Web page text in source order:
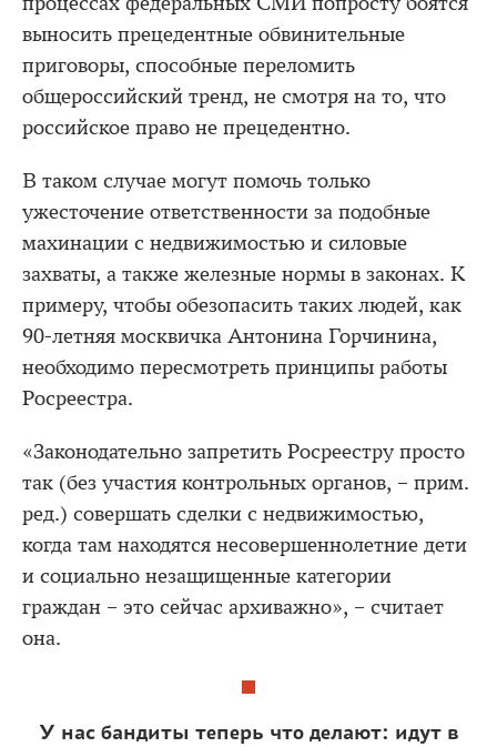
выносить прецедентные обвинительные
приговоры, способные переломить
общероссийский тренд, не смотря на то, что
российское право не прецедентно.
В таком случае могут помочь только
ужесточение ответственности за подобные
махинации с недвижимостью и силовые
захваты, а также железные нормы в законах. К
примеру, чтобы обезопасить таких людей, как
90-летняя москвичка Антонина Горчинина,
необходимо пересмотреть принципы работы
Росреестра.
«Законодательно запретить Росреестру просто
так (без участия контрольных органов, – прим.
ред.) совершать сделки с недвижимостью,
когда там находятся несовершеннолетние дети
и социально незащищенные категории
граждан – это сейчас архиважно», – считает
она.
У нас бандиты теперь что делают: идут в